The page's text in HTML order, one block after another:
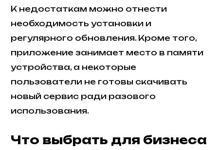
К недостаткам можно отнести
необходимость установки и
регулярного обновления. Кроме того,
приложение занимает место в памяти
устройства, а некоторые
пользователи не готовы скачивать
новый сервис ради разового
использования.
Что выбрать для бизнеса